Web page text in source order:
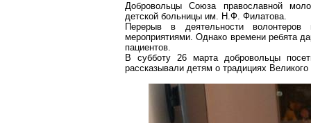
Добровольцы Союза православной
детской больницы им. Н.Ф. Филатова.
Перерыв в деятельности
мероприятиями. Однако времени ребята
пациентов.
В субботу 26 марта добровольцы
рассказывали детям о традициях